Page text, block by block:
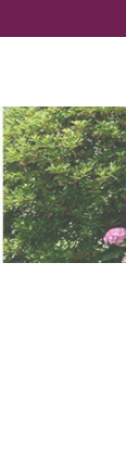
へ
ス
キ
ッ
プ
ョ
ン
に
移
動